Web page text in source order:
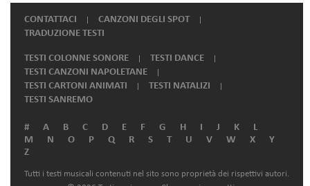
CONTATTACI
CANZONI DEGLI SPOT
TRADUZIONE TESTI
TESTI COLONNE SONORE
TESTI DANCE
TESTI CANZONI NAPOLETANE
TESTI CARTONI ANIMATI
TESTI NATALIZI
TESTI SANREMO
# A B C D E F G H I J K
L
M
N O P Q R S T U V W X
Y
Z
Tutti i testi musicali contenuti nel sito sono proprietà dei rispettivi autori.